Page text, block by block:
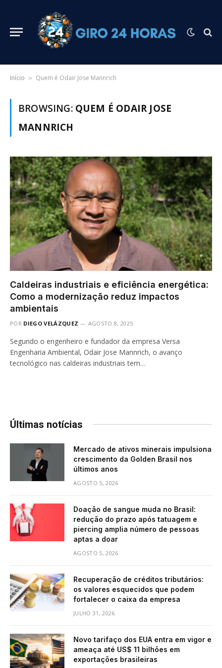
Início » Quem é Odair Jose Mannrich
BROWSING: QUEM É ODAIR JOSE
MANNRICH
Caldeiras industriais e eficiência energética:
Como a modernização reduz impactos
ambientais
POR DIEGO VELÁZQUEZ AGOSTO 8, 2025
Segundo o engenheiro e fundador da empresa Versa
Engenharia Ambiental, Odair Jose Mannrich, o avanço
tecnológico nas caldeiras industriais tem…
Últimas notícias
Mercado de ativos minerais impulsiona
crescimento da Golden Brasil nos
últimos anos
AGOSTO 5, 2026
Doação de sangue muda no Brasil:
redução do prazo após tatuagem e
piercing amplia número de pessoas
aptas a doar
AGOSTO 5, 2026
Recuperação de créditos tributários:
os valores esquecidos que podem
fortalecer o caixa da empresa
JULHO 31, 2026
Novo tarifaço dos EUA entra em vigor e
ameaça até US$ 11 bilhões em
exportações brasileiras